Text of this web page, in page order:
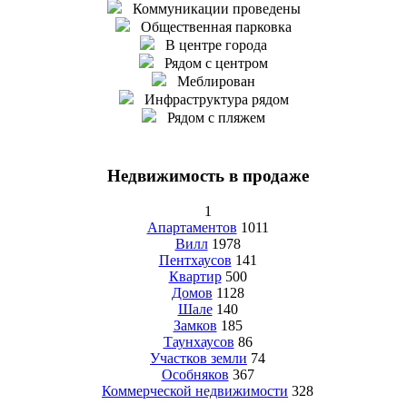
Коммуникации проведены
Общественная парковка
В центре города
Рядом с центром
Меблирован
Инфраструктура рядом
Рядом с пляжем
Недвижимость в продаже
1
Апартаментов 1011
Вилл 1978
Пентхаусов 141
Квартир 500
Домов 1128
Шале 140
Замков 185
Таунхаусов 86
Участков земли 74
Особняков 367
Коммерческой недвижимости 328